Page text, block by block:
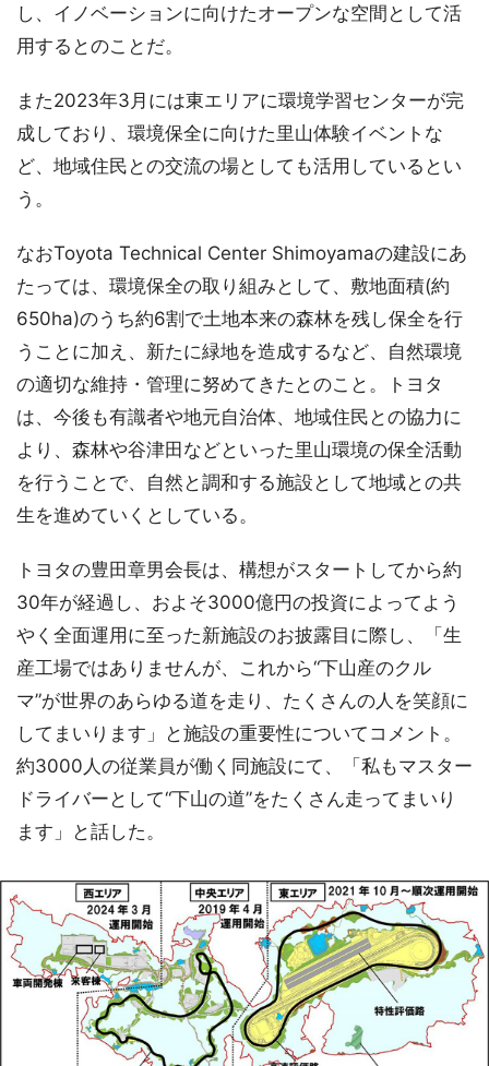
し、イノベーションに向けたオープンな空間として活
用するとのことだ。
また2023年3月には東エリアに環境学習センターが完
成しており、環境保全に向けた里山体験イベントな
ど、地域住民との交流の場としても活用しているとい
う。
なおToyota Technical Center Shimoyamaの建設にあ
たっては、環境保全の取り組みとして、敷地面積(約
650ha)のうち約6割で土地本来の森林を残し保全を行
うことに加え、新たに緑地を造成するなど、自然環境
の適切な維持・管理に努めてきたとのこと。トヨタ
は、今後も有識者や地元自治体、地域住民との協力に
より、森林や谷津田などといった里山環境の保全活動
を行うことで、自然と調和する施設として地域との共
生を進めていくとしている。
トヨタの豊田章男会長は、構想がスタートしてから約
30年が経過し、およそ3000億円の投資によってよう
やく全面運用に至った新施設のお披露目に際し、「生
産工場ではありませんが、これから“下山産のクル
マ”が世界のあらゆる道を走り、たくさんの人を笑顔に
してまいります」と施設の重要性についてコメント。
約3000人の従業員が働く同施設にて、「私もマスター
ドライバーとして“下山の道”をたくさん走ってまいり
ます」と話した。